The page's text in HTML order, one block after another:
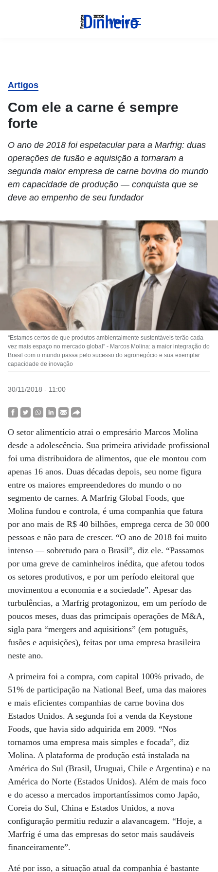
Menu
Artigos
Com ele a carne é sempre
forte
O ano de 2018 foi espetacular para a Marfrig: duas
operações de fusão e aquisição a tornaram a
segunda maior empresa de carne bovina do mundo
em capacidade de produção — conquista que se
deve ao empenho de seu fundador
“Estamos certos de que produtos ambientalmente sustentáveis terão cada
vez mais espaço no mercado global” - Marcos Molina: a maior integração do
Brasil com o mundo passa pelo sucesso do agronegócio e sua exemplar
capacidade de inovação
30/11/2018 - 11:00
O setor alimentício atrai o empresário Marcos Molina
desde a adolescência. Sua primeira atividade profissional
foi uma distribuidora de alimentos, que ele montou com
apenas 16 anos. Duas décadas depois, seu nome figura
entre os maiores empreendedores do mundo o no
segmento de carnes. A Marfrig Global Foods, que
Molina fundou e controla, é uma companhia que fatura
por ano mais de R$ 40 bilhões, emprega cerca de 30 000
pessoas e não para de crescer. “O ano de 2018 foi muito
intenso — sobretudo para o Brasil”, diz ele. “Passamos
por uma greve de caminheiros inédita, que afetou todos
os setores produtivos, e por um período eleitoral que
movimentou a economia e a sociedade”. Apesar das
turbulências, a Marfrig protagonizou, em um período de
poucos meses, duas das primcipais operações de M&A,
sigla para “mergers and aquisitions” (em potuguês,
fusões e aquisições), feitas por uma empresa brasileira
neste ano.
A primeira foi a compra, com capital 100% privado, de
51% de participação na National Beef, uma das maiores
e mais eficientes companhias de carne bovina dos
Estados Unidos. A segunda foi a venda da Keystone
Foods, que havia sido adquirida em 2009. “Nos
tornamos uma empresa mais simples e focada”, diz
Molina. A plataforma de produção está instalada na
América do Sul (Brasil, Uruguai, Chile e Argentina) e na
América do Norte (Estados Unidos). Além de mais foco
e do acesso a mercados importantíssimos como Japão,
Coreia do Sul, China e Estados Unidos, a nova
configuração permitiu reduzir a alavancagem. “Hoje, a
Marfrig é uma das empresas do setor mais saudáveis
financeiramente”.
Até por isso, a situação atual da companhia é bastante